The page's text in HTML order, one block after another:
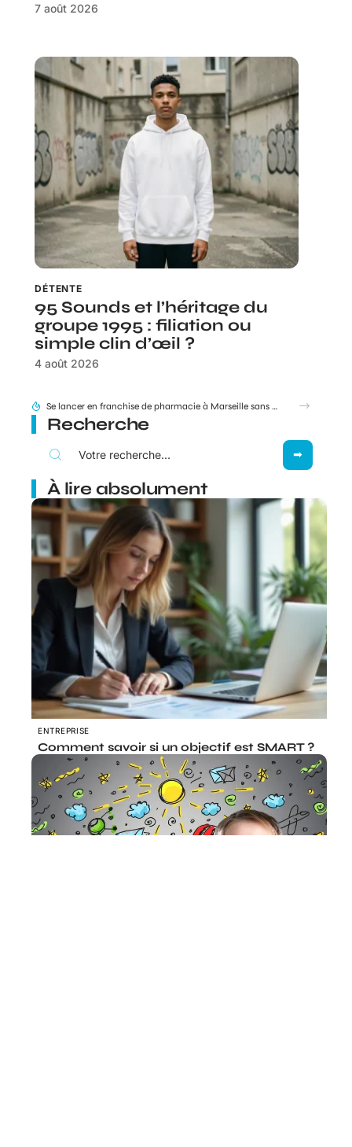
7 août 2026
DÉTENTE
95 Sounds et l’héritage du
groupe 1995 : filiation ou
simple clin d’œil ?
4 août 2026
Jules rappeur, génie du marketing ou simple produit du rap ?
Recherche
À lire absolument
ENTREPRISE
Comment savoir si un objectif est SMART ?